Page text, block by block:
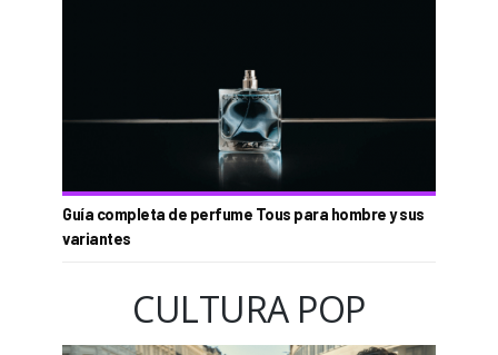
Guía completa de perfume Tous para hombre y sus
variantes
CULTURA POP